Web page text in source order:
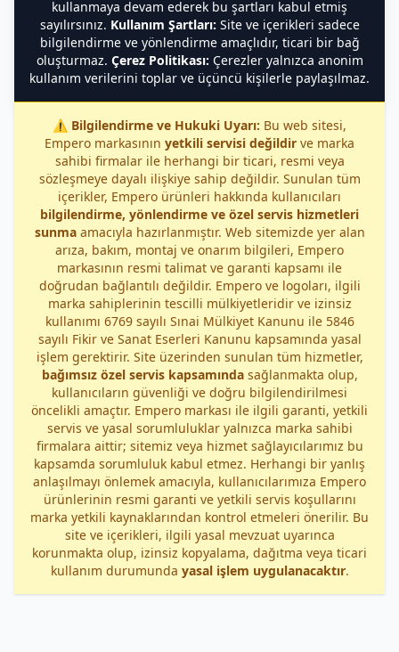
kullanmaya devam ederek bu şartları kabul etmiş
sayılırsınız. Kullanım Şartları: Site ve içerikleri sadece
bilgilendirme ve yönlendirme amaçlıdır, ticari bir bağ
oluşturmaz. Çerez Politikası: Çerezler yalnızca anonim
kullanım verilerini toplar ve üçüncü kişilerle paylaşılmaz.
⚠️ Bilgilendirme ve Hukuki Uyarı: Bu web sitesi,
Empero markasının yetkili servisi değildir ve marka
sahibi firmalar ile herhangi bir ticari, resmi veya
sözleşmeye dayalı ilişkiye sahip değildir. Sunulan tüm
içerikler, Empero ürünleri hakkında kullanıcıları
bilgilendirme, yönlendirme ve özel servis hizmetleri
sunmaamacıyla hazırlanmıştır. Web sitemizde yer alan
arıza, bakım, montaj ve onarım bilgileri, Empero
markasının resmi talimat ve garanti kapsamı ile
doğrudan bağlantılı değildir. Empero ve logoları, ilgili
marka sahiplerinin tescilli mülkiyetleridir ve izinsiz
kullanımı 6769 sayılı Sınai Mülkiyet Kanunu ile 5846
sayılı Fikir ve Sanat Eserleri Kanunu kapsamında yasal
işlem gerektirir. Site üzerinden sunulan tüm hizmetler,
bağımsız özel servis kapsamındasağlanmakta olup,
kullanıcıların güvenliği ve doğru bilgilendirilmesi
öncelikli amaçtır. Empero markası ile ilgili garanti, yetkili
servis ve yasal sorumluluklar yalnızca marka sahibi
firmalara aittir; sitemiz veya hizmet sağlayıcılarımız bu
kapsamda sorumluluk kabul etmez. Herhangi bir yanlış
anlaşılmayı önlemek amacıyla, kullanıcılarımıza Empero
ürünlerinin resmi garanti ve yetkili servis koşullarını
marka yetkili kaynaklarından kontrol etmeleri önerilir. Bu
site ve içerikleri, ilgili yasal mevzuat uyarınca
korunmakta olup, izinsiz kopyalama, dağıtma veya ticari
kullanım durumunda yasal işlem uygulanacaktır.